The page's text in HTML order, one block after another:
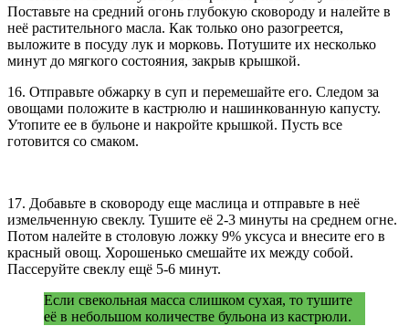
Поставьте на средний огонь глубокую сковороду и налейте в
неё растительного масла. Как только оно разогреется,
выложите в посуду лук и морковь. Потушите их несколько
минут до мягкого состояния, закрыв крышкой.
16. Отправьте обжарку в суп и перемешайте его. Следом за
овощами положите в кастрюлю и нашинкованную капусту.
Утопите ее в бульоне и накройте крышкой. Пусть все
готовится со смаком.
17. Добавьте в сковороду еще маслица и отправьте в неё
измельченную свеклу. Тушите её 2-3 минуты на среднем огне.
Потом налейте в столовую ложку 9% уксуса и внесите его в
красный овощ. Хорошенько смешайте их между собой.
Пассеруйте свеклу ещё 5-6 минут.
Если свекольная масса слишком сухая, то тушите
её в небольшом количестве бульона из кастрюли.